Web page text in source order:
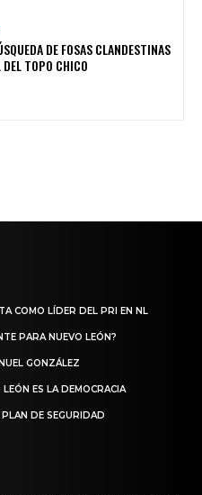
DE FOSAS CLANDESTINAS
DEL TOPO CHICO
COMO LÍDER DEL PRI EN NL
PARA NUEVO LEÓN?
GONZÁLEZ
ES LA DEMOCRACIA
DE SEGURIDAD